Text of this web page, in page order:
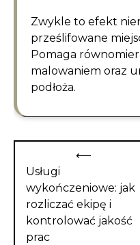
Zwykle to efekt
prześlifowane
Pomaga
malowaniem oraz
podłoża.
Nawigacja
wpisu
⟵
Usługi
wykończeniowe: jak
rozliczać ekipę i
kontrolować jakość
prac